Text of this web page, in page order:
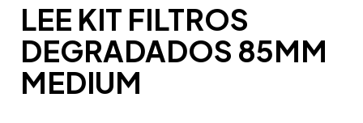
LEE KIT FILTROS
DEGRADADOS 85MM
MEDIUM